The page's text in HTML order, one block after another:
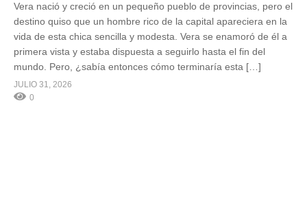
Vera nació y creció en un pequeño pueblo de provincias, pero el
destino quiso que un hombre rico de la capital apareciera en la
vida de esta chica sencilla y modesta. Vera se enamoró de él a
primera vista y estaba dispuesta a seguirlo hasta el fin del
mundo. Pero, ¿sabía entonces cómo terminaría esta […]
JULIO 31, 2026
0